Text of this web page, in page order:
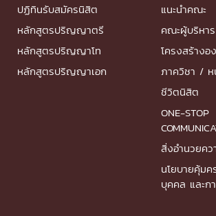
ปฏิทินรับสมัครนิสิต
หลักสูตรปริญญาตรี
หลักสูตรปริญญาโท
หลักสูตรปริญญาเอก
แนะนำคณะ
คณะผู้บริหาร
โครงสร้างอ
ภาควิชา / ห
ชีวิตนิสิต
ONE-STOP
สิ่งอำนวยคว
นโยบายคุ้ม
บุคคล และก